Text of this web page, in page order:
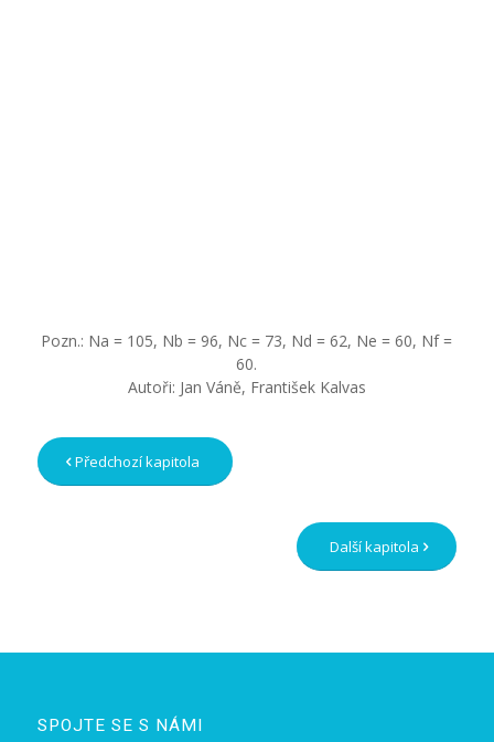
Pozn.: Na = 105, Nb = 96, Nc = 73, Nd = 62, Ne = 60, Nf =
60.
Autoři: Jan Váně, František Kalvas
Předchozí kapitola
Další kapitola
SPOJTE SE S NÁMI